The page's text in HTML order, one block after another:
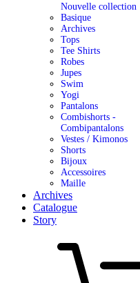
Nouvelle collection
Basique
Archives
Tops
Tee Shirts
Robes
Jupes
Swim
Yogi
Pantalons
Combishorts -
Combipantalons
Vestes / Kimonos
Shorts
Bijoux
Accessoires
Maille
Archives
Catalogue
Story